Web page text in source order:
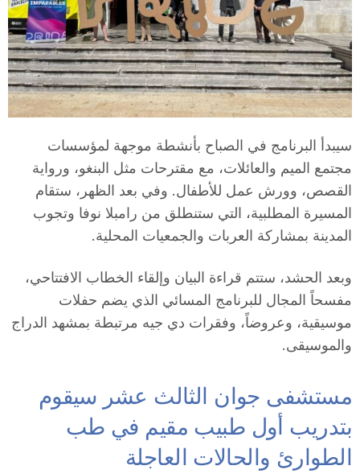
a
r
r
a
o
n
a
سيبدأ البرنامج في الصباح بأنشطة موجهة لمؤسسات
مجتمع الميم والعائلات، مع مقترحات مثل البنغو، ورواية
القصص، وورش عمل للأطفال. وفي بعد الظهر، ستقام
المسيرة المطلبية، التي ستنطلق من رامبلا نوفا وتجوب
المدينة بمشاركة العربات والجمعيات المحلية.
وبعد الحشد، ستتم قراءة البيان وإلقاء الخطاب الافتتاحي،
مفسحاً المجال للبرنامج المسائي الذي يضم حفلات
موسيقية، وعروضاً، وفقرات دي جيه مرتبطة بمشهد الدراج
والموسيقى.
مستشفى جوان الثالث عشر سيقوم
بتدريب أول طبيب مقيم في طب
الطوارئ والحالات العاجلة